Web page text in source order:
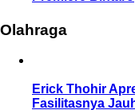
Olahraga
Erick Thohir
Fasilitasnya